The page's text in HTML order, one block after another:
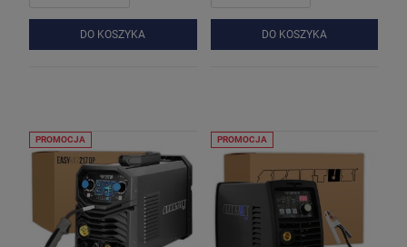
DO KOSZYKA DO KOSZYKA
PROMOCJA PROMOCJA